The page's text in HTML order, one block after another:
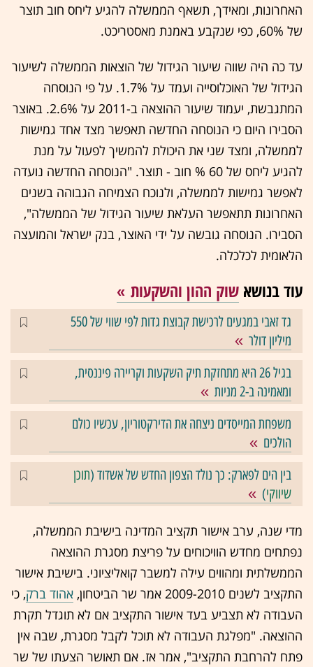
האחרונות, ומאידך, תשאף הממשלה להגיע ליחס חוב תוצר
של 60%, כפי שנקבע באמנת מאסטריכט.
עד כה היה שווה שיעור הגידול של הוצאות הממשלה לשיעור
הגידול של האוכלוסייה ועמד על 1.7%. על פי הנוסחה
המתגבשת, יעמוד שיעור ההוצאה ב-2011 על 2.6%. באוצר
הסבירו היום כי הנוסחה החדשה תאפשר מצד אחד גמישות
לממשלה, ומצד שני את היכולת להמשיך לפעול על מנת
להגיע ליחס של 60 % חוב - תוצר. "הנוסחה החדשה נועדה
לאפשר גמישות לממשלה, ולנוכח הצמיחה הגבוהה בשנים
האחרונות תתאפשר העלאת שיעור הגידול של הממשלה",
הסבירו. הנוסחה גובשה על ידי האוצר, בנק ישראל והמועצה
הלאומית לכלכלה.
עוד בנושא שוק ההון והשקעות
גד זאבי במגעים לרכישת קבוצת גדות לפי שווי של 550
מיליון דולר
בגיל 26 היא מתחזקת תיק השקעות וקריירה פיננסית,
ומאמינה ב-2 מניות
משפחת המייסדים ניצחה את הדירקטוריון, עכשיו כולם
הולכים
בין הים לפארק: כך נולד הצפון החדש של אשדוד (תוכן
שיווקי)
מדי שנה, ערב אישור תקציב המדינה בישיבת הממשלה,
נפתחים מחדש הוויכוחים על פריצת מסגרת ההוצאה
הממשלתית ומהווים עילה למשבר קואליציוני. בישיבת אישור
התקציב לשנים 2009-2010 אמר שר הביטחון,
אהוד ברק, כי
העבודה לא תצביע בעד אישור התקציב אם לא תוגדל תקרת
ההוצאה. "מפלגת העבודה לא תוכל לקבל מסגרת, שבה אין
פתח להרחבת התקציב", אמר אז. אם תאושר הצעתו של שר